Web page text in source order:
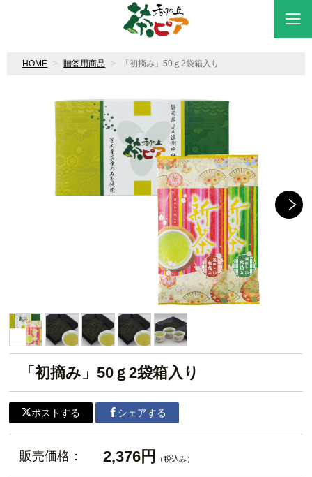
HOME 贈答用商品 「初摘み」50ｇ2袋箱入り
「初摘み」50ｇ2袋箱入り
ポストする シェアする
販売価格： 2,376円 （税込み）